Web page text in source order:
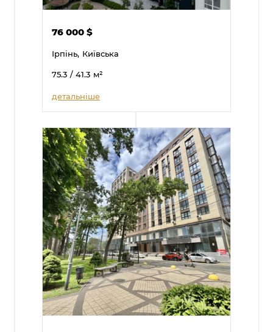
76 000$
Ірпінь, Київська
75.3 / 41.3 м²
детальніше